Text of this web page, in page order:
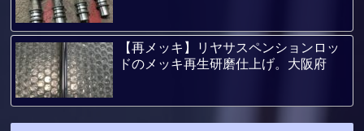
【再メッキ】リヤサスペンションロッ
ドのメッキ再生研磨仕上げ。大阪府